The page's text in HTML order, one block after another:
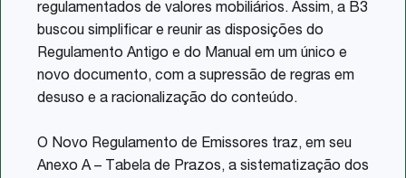
regulamentados de valores mobiliários. Assim, a B3
buscou simplificar e reunir as disposições do
Regulamento Antigo e do Manual em um único e
novo documento, com a supressão de regras em
desuso e a racionalização do conteúdo.
O Novo Regulamento de Emissores traz, em seu
Anexo A – Tabela de Prazos, a sistematização dos